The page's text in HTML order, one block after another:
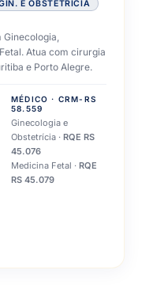
E OBSTETRÍCIA
Atua com cirurgia
e Porto Alegre.
MÉDICO · CRM-RS
58.559
Ginecologia e
Obstetrícia · RQE RS
45.076
Medicina Fetal · RQE
RS 45.079